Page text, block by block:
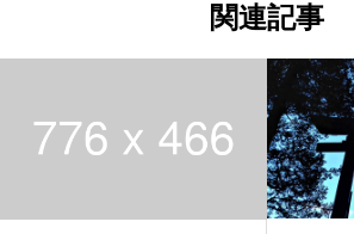
関連記事